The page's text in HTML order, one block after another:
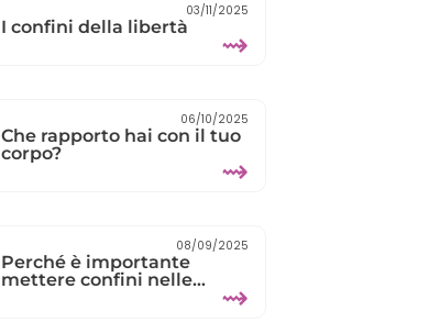
03/11/2025
I confini della libertà ⇝
06/10/2025
Che rapporto hai con il tuo
corpo?
⇝
08/09/2025
Perché è importante
mettere confini nelle
⇝